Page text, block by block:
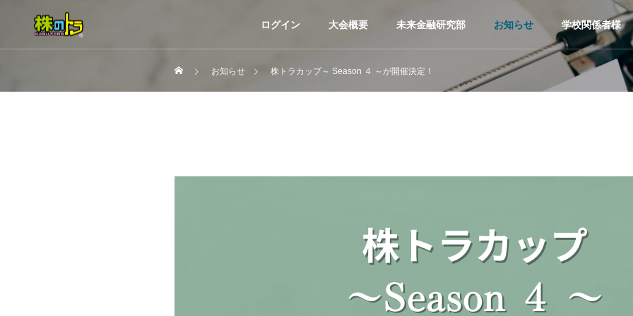
ログイン 大会概要 未来金融研究部 お知らせ 学校関係者様
お知らせ 株トラカップ～ Season ４ ～が開催決定！